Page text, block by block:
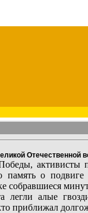
Отечественной
о подвиге
собравшиеся
алые
приближал